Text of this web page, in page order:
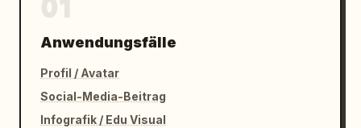
Anwendungsfälle
Profil / Avatar
Social-Media-Beitrag
Infografik / Edu Visual